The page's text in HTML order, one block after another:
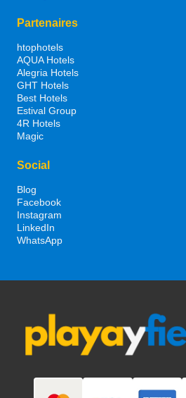
Partenaires
htophotels
AQUA Hotels
Alegria Hotels
GHT Hotels
Best Hotels
Estival Group
4R Hotels
Magic
Social
Blog
Facebook
Instagram
LinkedIn
WhatsApp